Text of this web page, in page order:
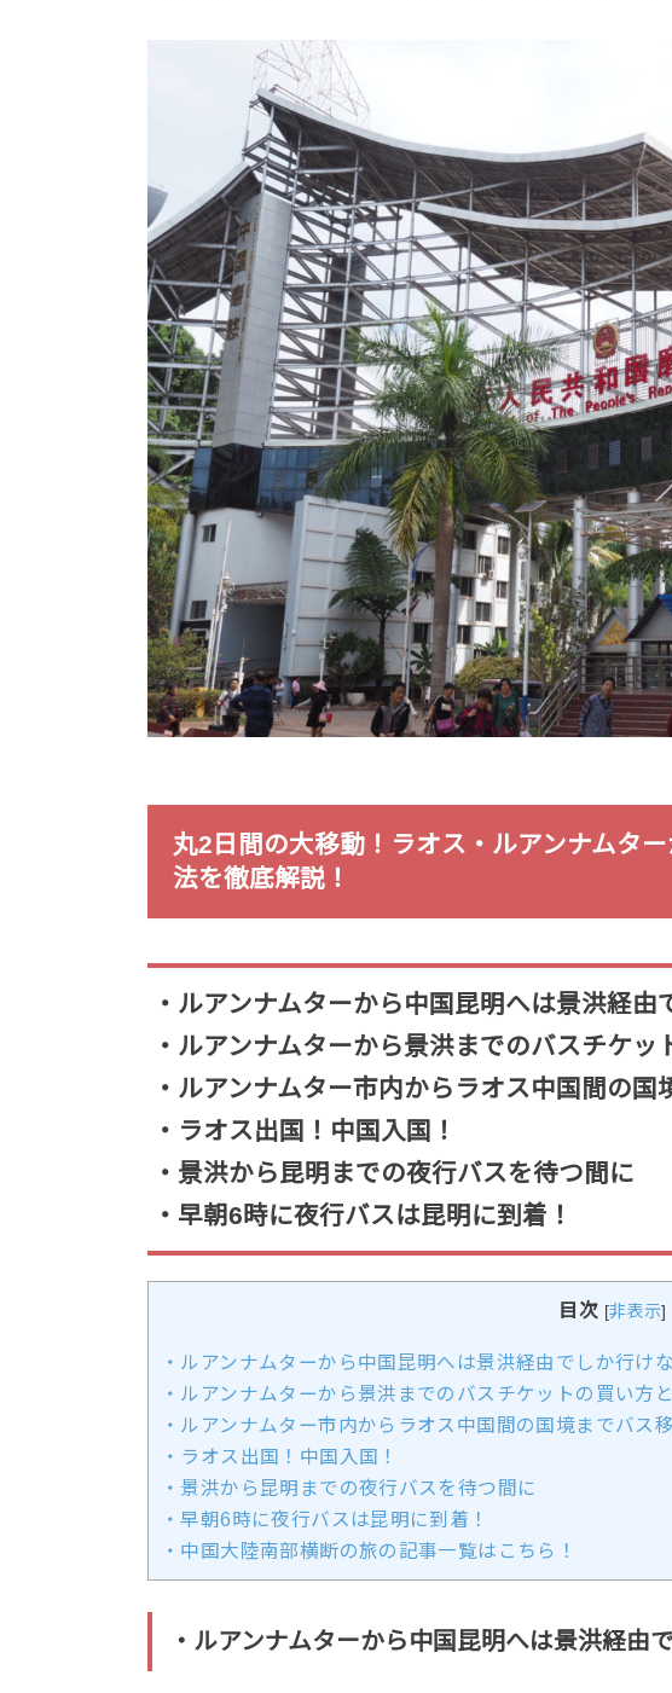
丸2日間の大移動！ラオス・ルアンナムタ
法を徹底解説！
・ルアンナムターから中国昆明へは景洪経由
・ルアンナムターから景洪までのバスチケッ
・ルアンナムター市内からラオス中国間の国
・ラオス出国！中国入国！
・景洪から昆明までの夜行バスを待つ間に
・早朝6時に夜行バスは昆明に到着！
目次 [非表示]
・ルアンナムターから中国昆明へは景洪経由でしか行けな
・ルアンナムターから景洪までのバスチケットの買い方
・ルアンナムター市内からラオス中国間の国境までバス
・ラオス出国！中国入国！
・景洪から昆明までの夜行バスを待つ間に
・早朝6時に夜行バスは昆明に到着！
・中国大陸南部横断の旅の記事一覧はこちら！
・ルアンナムターから中国昆明へは景洪経由